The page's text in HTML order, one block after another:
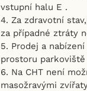
vstupní halu E .
4. Za zdravotní
za případné ztráty
5. Prodej a
prostoru
6. Na CHT není
masožravými